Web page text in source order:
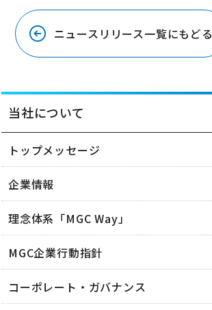
ニュースリリース一覧にもどる
当社について
トップメッセージ
企業情報
理念体系「MGC Way」
MGC企業行動指針
コーポレート・ガバナンス